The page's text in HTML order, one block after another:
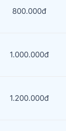
800.000đ
1.000.000đ
1.200.000đ